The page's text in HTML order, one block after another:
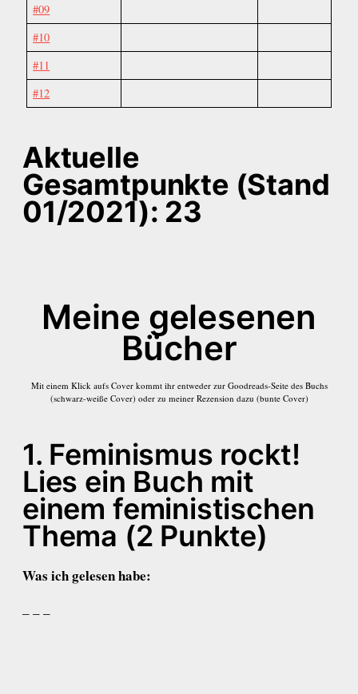
#09
#10
#11
#12
Aktuelle
Gesamtpunkte (Stand
01/2021): 23
Meine gelesenen
Bücher
Mit einem Klick aufs Cover kommt ihr entweder zur Goodreads-Seite des Buchs
(schwarz-weiße Cover) oder zu meiner Rezension dazu (bunte Cover)
1. Feminismus rockt!
Lies ein Buch mit
einem feministischen
Thema (2 Punkte)
Was ich gelesen habe:
– – –